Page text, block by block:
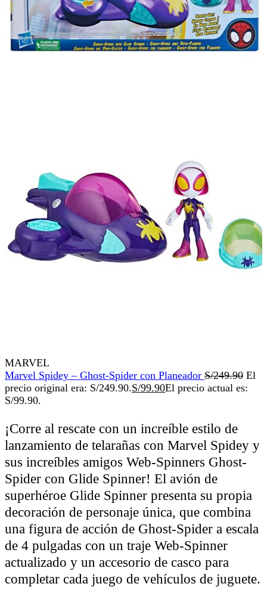
MARVEL
Marvel Spidey – Ghost-Spider con Planeador S/249.90 El
precio original era: S/249.90.S/99.90El precio actual es:
S/99.90.
¡Corre al rescate con un increíble estilo de
lanzamiento de telarañas con Marvel Spidey y
sus increíbles amigos Web-Spinners Ghost-
Spider con Glide Spinner! El avión de
superhéroe Glide Spinner presenta su propia
decoración de personaje única, que combina
una figura de acción de Ghost-Spider a escala
de 4 pulgadas con un traje Web-Spinner
actualizado y un accesorio de casco para
completar cada juego de vehículos de juguete.